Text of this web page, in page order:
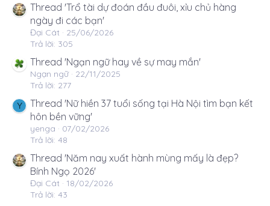
Thread 'Trổ tài dự đoán đầu đuôi, xỉu chủ hàng
ngày đi các bạn'
Đại Cát
25/06/2026
Trả lời: 305
Thread 'Ngạn ngữ hay về sự may mắn'
Ngạn ngữ
22/11/2025
Trả lời: 277
Y
Thread 'Nữ hiền 37 tuổi sống tại Hà Nội tìm bạn kết
hôn bền vững'
yenga
07/02/2026
Trả lời: 48
Thread 'Năm nay xuất hành mùng mấy là đẹp?
Bính Ngọ 2026'
Đại Cát
18/02/2026
Trả lời: 43